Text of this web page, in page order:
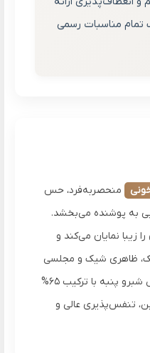
تمام مناسبات رسمی
منحصربه‌فرد، حس
به پوشنده می‌بخشد.
نمایان می‌کند و
ظاهری شیک و مجلسی
خلق می‌کند. پارچه ساتن کش شبرو پنبه با ترکیب 65%
و 5% الاستین، تنفس‌پذیری عالی و